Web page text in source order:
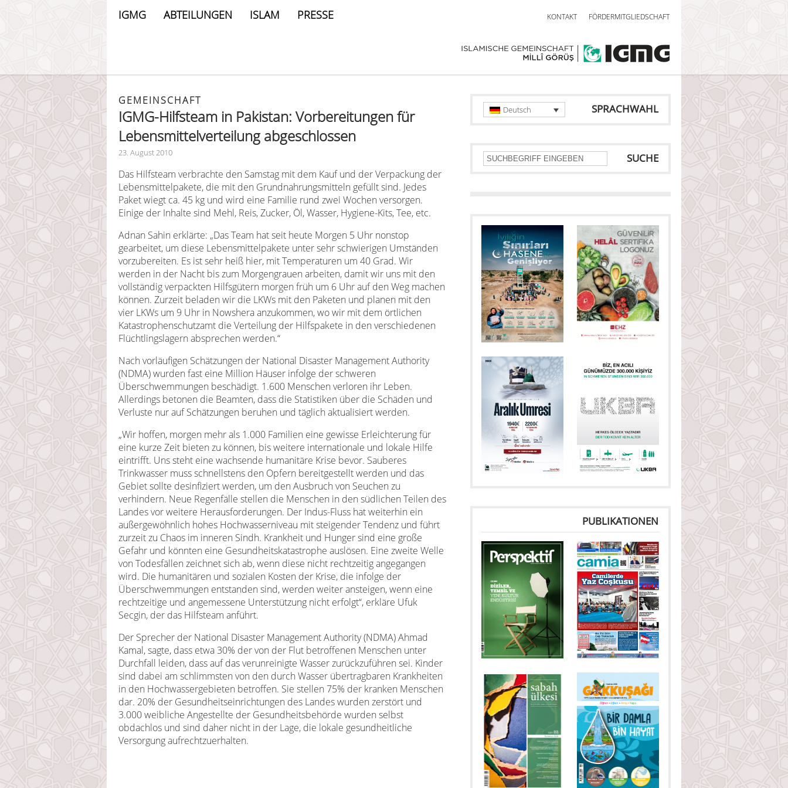
IGMG ABTEILUNGEN ISLAM PRESSE KONTAKT FÖRDERMITGLIEDSCHAFT
GEMEINSCHAFT
IGMG-Hilfsteam in Pakistan: Vorbereitungen für
Lebensmittelverteilung abgeschlossen
23. August 2010
Das Hilfsteam verbrachte den Samstag mit dem Kauf und der Verpackung der
Lebensmittelpakete, die mit den Grundnahrungsmitteln gefüllt sind. Jedes
Paket wiegt ca. 45 kg und wird eine Familie rund zwei Wochen versorgen.
Einige der Inhalte sind Mehl, Reis, Zucker, Öl, Wasser, Hygiene-Kits, Tee, etc.
Adnan Sahin erklärte: „Das Team hat seit heute Morgen 5 Uhr nonstop
gearbeitet, um diese Lebensmittelpakete unter sehr schwierigen Umständen
vorzubereiten. Es ist sehr heiß hier, mit Temperaturen um 40 Grad. Wir
werden in der Nacht bis zum Morgengrauen arbeiten, damit wir uns mit den
vollständig verpackten Hilfsgütern morgen früh um 6 Uhr auf den Weg machen
können. Zurzeit beladen wir die LKWs mit den Paketen und planen mit den
vier LKWs um 9 Uhr in Nowshera anzukommen, wo wir mit dem örtlichen
Katastrophenschutzamt die Verteilung der Hilfspakete in den verschiedenen
Flüchtlingslagern absprechen werden.“
Nach vorläufigen Schätzungen der National Disaster Management Authority
(NDMA) wurden fast eine Million Häuser infolge der schweren
Überschwemmungen beschädigt. 1.600 Menschen verloren ihr Leben.
Allerdings betonen die Beamten, dass die Statistiken über die Schäden und
Verluste nur auf Schätzungen beruhen und täglich aktualisiert werden.
„Wir hoffen, morgen mehr als 1.000 Familien eine gewisse Erleichterung für
eine kurze Zeit bieten zu können, bis weitere internationale und lokale Hilfe
eintrifft. Uns steht eine wachsende humanitäre Krise bevor. Sauberes
Trinkwasser muss schnellstens den Opfern bereitgestellt werden und das
Gebiet sollte desinfiziert werden, um den Ausbruch von Seuchen zu
verhindern. Neue Regenfälle stellen die Menschen in den südlichen Teilen des
Landes vor weitere Herausforderungen. Der Indus-Fluss hat weiterhin ein
außergewöhnlich hohes Hochwasserniveau mit steigender Tendenz und führt
zurzeit zu Chaos im inneren Sindh. Krankheit und Hunger sind eine große
Gefahr und könnten eine Gesundheitskatastrophe auslösen. Eine zweite Welle
von Todesfällen zeichnet sich ab, wenn diese nicht rechtzeitig angegangen
wird. Die humanitären und sozialen Kosten der Krise, die infolge der
Überschwemmungen entstanden sind, werden weiter ansteigen, wenn eine
rechtzeitige und angemessene Unterstützung nicht erfolgt“, erkläre Ufuk
Secgin, der das Hilfsteam anführt.
Der Sprecher der National Disaster Management Authority (NDMA) Ahmad
Kamal, sagte, dass etwa 30% der von der Flut betroffenen Menschen unter
Durchfall leiden, dass auf das verunreinigte Wasser zurückzuführen sei. Kinder
sind dabei am schlimmsten von den durch Wasser übertragbaren Krankheiten
in den Hochwassergebieten betroffen. Sie stellen 75% der kranken Menschen
dar. 20% der Gesundheitseinrichtungen des Landes wurden zerstört und
3.000 weibliche Angestellte der Gesundheitsbehörde wurden selbst
obdachlos und sind daher nicht in der Lage, die lokale gesundheitliche
Versorgung aufrechtzuerhalten.
SPRACHWAHL
Deutsch
SUCHE
PUBLIKATIONEN